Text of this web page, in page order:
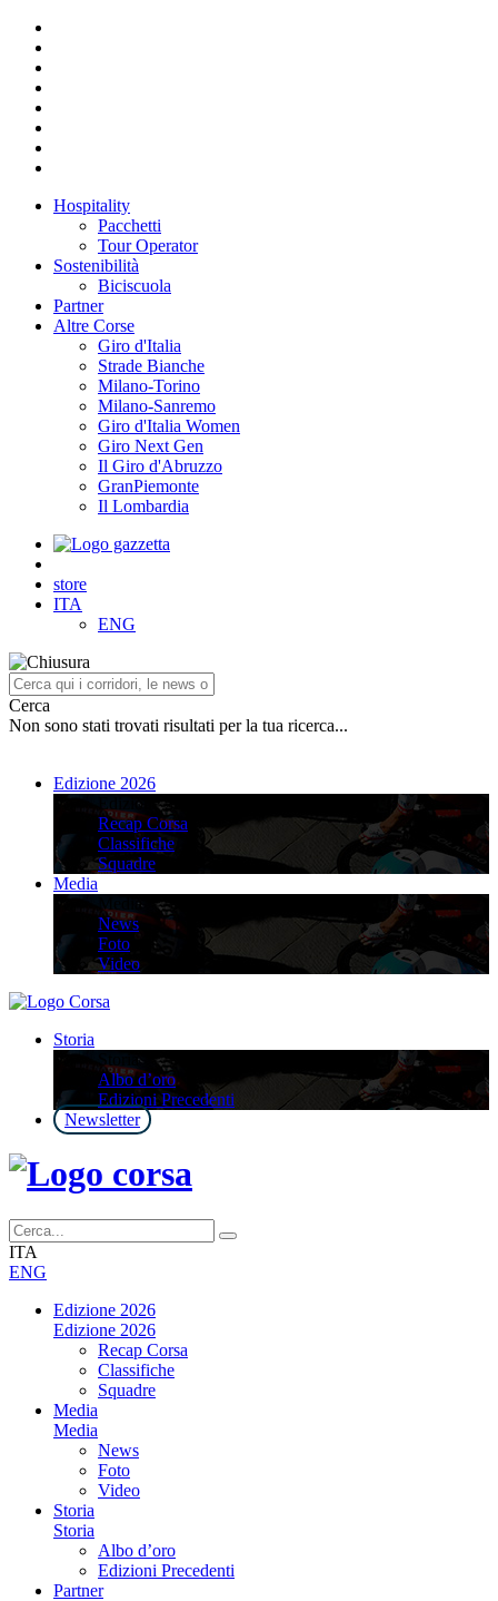
Hospitality
Pacchetti
Tour Operator
Sostenibilità
Biciscuola
Partner
Altre Corse
Giro d'Italia
Strade Bianche
Milano-Torino
Milano-Sanremo
Giro d'Italia Women
Giro Next Gen
Il Giro d'Abruzzo
GranPiemonte
Il Lombardia
store
ITA
ENG
Cerca
Non sono stati trovati risultati per la tua ricerca...
Edizione 2026
Edizione 2026
Recap Corsa
Classifiche
Squadre
Media
Media
News
Foto
Video
Storia
Storia
Albo d’oro
Edizioni Precedenti
Newsletter
ITA
ENG
Edizione 2026
Edizione 2026
Recap Corsa
Classifiche
Squadre
Media
Media
News
Foto
Video
Storia
Storia
Albo d’oro
Edizioni Precedenti
Partner